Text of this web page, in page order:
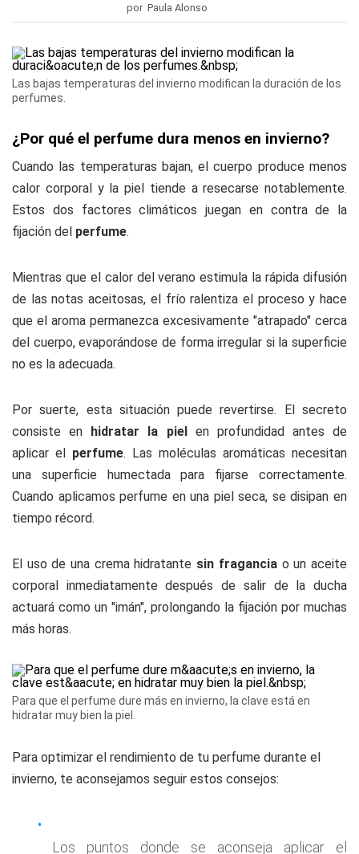
por Paula Alonso
Las bajas temperaturas del invierno modifican la duración de los
perfumes.
¿Por qué el perfume dura menos en invierno?
Cuando las temperaturas bajan, el cuerpo produce menos
calor corporal y la piel tiende a resecarse notablemente.
Estos dos factores climáticos juegan en contra de la
fijación del perfume.
Mientras que el calor del verano estimula la rápida difusión
de las notas aceitosas, el frío ralentiza el proceso y hace
que el aroma permanezca excesivamente "atrapado" cerca
del cuerpo, evaporándose de forma irregular si la superficie
no es la adecuada.
Por suerte, esta situación puede revertirse. El secreto
consiste en hidratar la piel en profundidad antes de
aplicar el perfume. Las moléculas aromáticas necesitan
una superficie humectada para fijarse correctamente.
Cuando aplicamos perfume en una piel seca, se disipan en
tiempo récord.
El uso de una crema hidratante sin fraganciao un aceite
corporal inmediatamente después de salir de la ducha
actuará como un "imán", prolongando la fijación por muchas
más horas.
Para que el perfume dure más en invierno, la clave está en
hidratar muy bien la piel.
Para optimizar el rendimiento de tu perfume durante el
invierno, te aconsejamos seguir estos consejos:
Los puntos donde se aconseja aplicar el